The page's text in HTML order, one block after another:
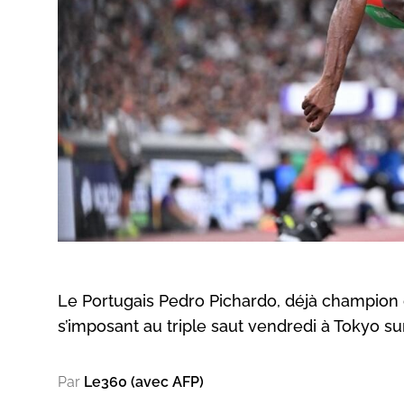
Le Portugais Pedro Pichardo, déjà
s’imposant au triple saut vendredi à Tokyo
Par Le360 (avec AFP)